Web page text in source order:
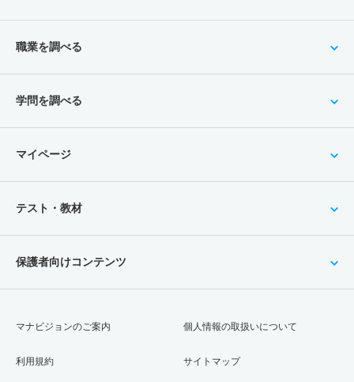
職業を調べる
学問を調べる
マイページ
テスト・教材
保護者向けコンテンツ
マナビジョンのご案内
利用規約
個人情報の取扱いについて
サイトマップ